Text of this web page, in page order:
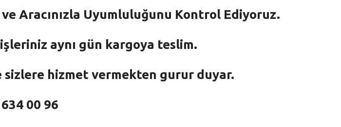
Aracınızla Uyumluluğunu Kontrol Ediyoruz.
aynı gün kargoya teslim.
hizmet vermekten gurur duyar.
00 96